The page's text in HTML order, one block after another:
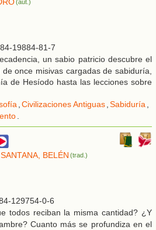
(aut.)
19884-81-7
un sabio patricio descubre el
once misivas cargadas de sabiduría,
de Hesíodo hasta las lecciones sobre
,Civilizaciones Antiguas,Sabiduría,
.
SANTANA, BELÉN (trad.)
129754-0-6
todos reciban la misma cantidad? ¿Y
Cuanto más se profundiza en el